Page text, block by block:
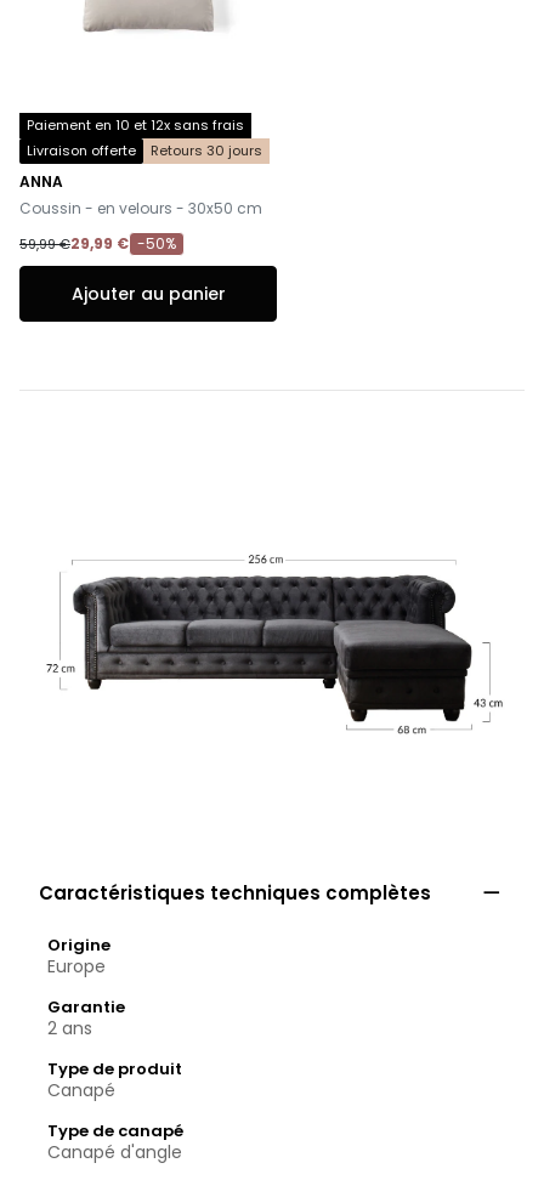
Paiement en 10 et 12x sans frais
Livraison offerte
Retours 30 jours
ANNA
-
Coussin - en velours - 30x50 cm
59,99 €29,99 € -50%
Ajouter au panier
Caractéristiques techniques complètes 
Origine
Europe
Garantie
2 ans
Type de produit
Canapé
Type de canapé
Canapé d'angle